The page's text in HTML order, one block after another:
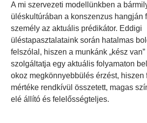
A mi szervezeti modellünkben a
üléskultúrában a konszenzus hangján
személy az aktuális prédikátor. Eddigi
üléstapasztalataink során hatalmas
felszólal, hiszen a munkánk „kész
szolgáltatja egy aktuális folyamaton
okoz megkönnyebbülés érzést, hiszen
mértéke rendkívül összetett, magas
elé állító és felelősségteljes.